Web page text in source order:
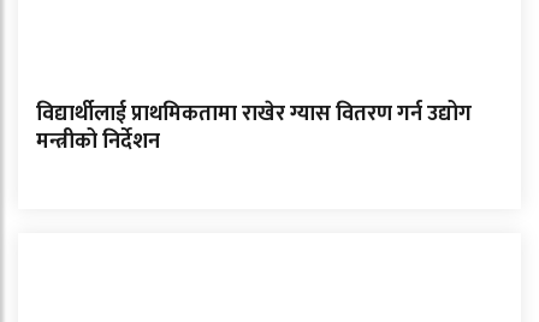
विद्यार्थीलाई प्राथमिकतामा राखेर ग्यास वितरण गर्न उद्योग
मन्त्रीको निर्देशन